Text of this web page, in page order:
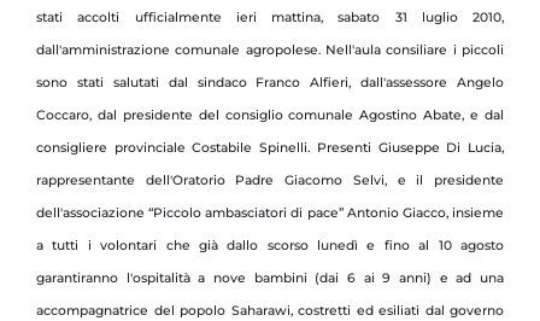
stati accolti ufficialmente ieri mattina, sabato 31 luglio 2010,
dall'amministrazione comunale agropolese. Nell'aula consiliare i piccoli
sono stati salutati dal sindaco Franco Alfieri, dall'assessore Angelo
Coccaro, dal presidente del consiglio comunale Agostino Abate, e dal
consigliere provinciale Costabile Spinelli. Presenti Giuseppe Di Lucia,
rappresentante dell'Oratorio Padre Giacomo Selvi, e il presidente
dell'associazione “Piccolo ambasciatori di pace” Antonio Giacco, insieme
a tutti i volontari che già dallo scorso lunedì e fino al 10 agosto
garantiranno l'ospitalità a nove bambini (dai 6 ai 9 anni) e ad una
accompagnatrice del popolo Saharawi, costretti ed esiliati dal governo